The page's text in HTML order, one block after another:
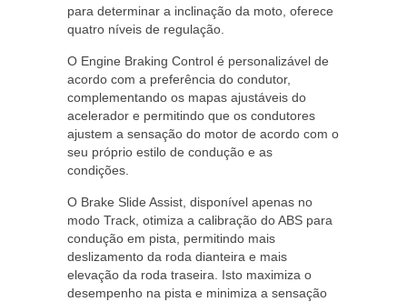
para determinar a inclinação da moto, oferece
quatro níveis de regulação.
O Engine Braking Control é personalizável de
acordo com a preferência do condutor,
complementando os mapas ajustáveis do
acelerador e permitindo que os condutores
ajustem a sensação do motor de acordo com o
seu próprio estilo de condução e as
condições.
O Brake Slide Assist, disponível apenas no
modo Track, otimiza a calibração do ABS para
condução em pista, permitindo mais
deslizamento da roda dianteira e mais
elevação da roda traseira. Isto maximiza o
desempenho na pista e minimiza a sensação